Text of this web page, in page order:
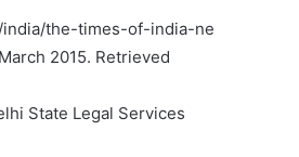
india/the-times-of-india-ne
2015. Retrieved
State Legal Services